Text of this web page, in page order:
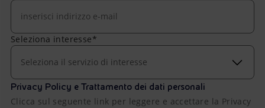
Seleziona interesse*
Seleziona il servizio di interesse
Privacy Policy e Trattamento dei dati personali
Clicca sul seguente link per leggere e accettare la Privacy